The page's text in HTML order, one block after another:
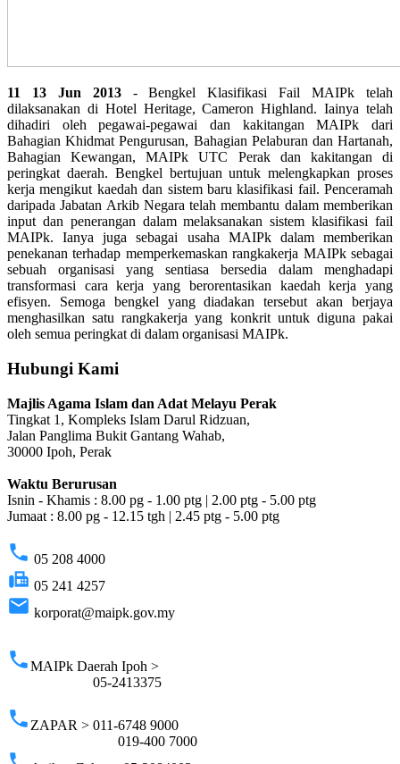
11 13 Jun 2013- Bengkel Klasifikasi Fail MAIPk telah
dilaksanakan di Hotel Heritage, Cameron Highland. Iainya telah
dihadiri oleh pegawai-pegawai dan kakitangan MAIPk dari
Bahagian Khidmat Pengurusan, Bahagian Pelaburan dan Hartanah,
Bahagian Kewangan, MAIPk UTC Perak dan kakitangan di
peringkat daerah. Bengkel bertujuan untuk melengkapkan proses
kerja mengikut kaedah dan sistem baru klasifikasi fail. Penceramah
daripada Jabatan Arkib Negara telah membantu dalam memberikan
input dan penerangan dalam melaksanakan sistem klasifikasi fail
MAIPk. Ianya juga sebagai usaha MAIPk dalam memberikan
penekanan terhadap memperkemaskan rangkakerja MAIPk sebagai
sebuah organisasi yang sentiasa bersedia dalam menghadapi
transformasi cara kerja yang berorentasikan kaedah kerja yang
efisyen. Semoga bengkel yang diadakan tersebut akan berjaya
menghasilkan satu rangkakerja yang konkrit untuk diguna pakai
oleh semua peringkat di dalam organisasi MAIPk.
Hubungi Kami
Majlis Agama Islam dan Adat Melayu Perak
Tingkat 1, Kompleks Islam Darul Ridzuan,
Jalan Panglima Bukit Gantang Wahab,
30000 Ipoh, Perak
Waktu Berurusan
Isnin - Khamis : 8.00 pg - 1.00 ptg | 2.00 ptg - 5.00 ptg
Jumaat : 8.00 pg - 12.15 tgh | 2.45 ptg - 5.00 ptg
phone 05 208 4000
fax 05 241 4257
email korporat@maipk.gov.my
phoneMAIPk Daerah Ipoh >
05-2413375
phone ZAPAR > 011-6748 9000
019-400 7000